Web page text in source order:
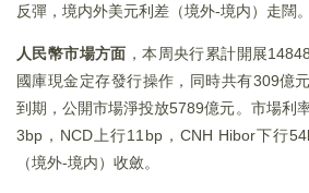
反彈，境内外美元利差（境外-境内）走闊。
人民幣市場方面 ，本周央行累計開展
國庫現金定存發行操作，同時共有309億
到期，公開市場淨投放5789億元。市場利
3bp，NCD上行11bp，CNH Hibor下行
（境外-境内）收斂。